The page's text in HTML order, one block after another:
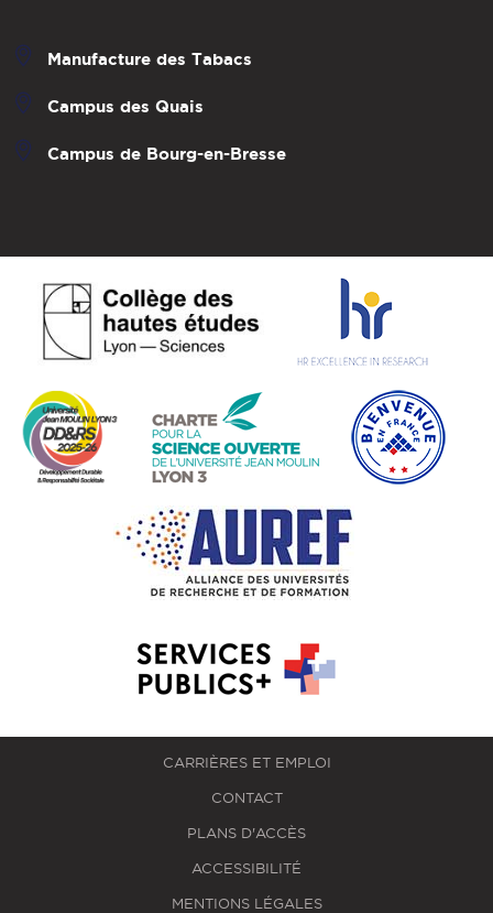
Manufacture des Tabacs
Campus des Quais
Campus de Bourg-en-Bresse
CARRIÈRES ET EMPLOI
CONTACT
PLANS D'ACCÈS
ACCESSIBILITÉ
MENTIONS LÉGALES